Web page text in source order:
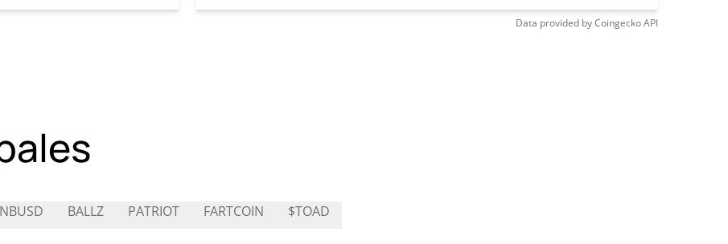
Data provided byCoingeckoAPI
BALLZ PATRIOT FARTCOIN $TOAD